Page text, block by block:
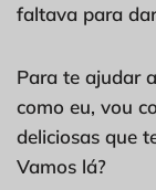
faltava para
Para te ajudar
como eu, vou
deliciosas que
Vamos lá?